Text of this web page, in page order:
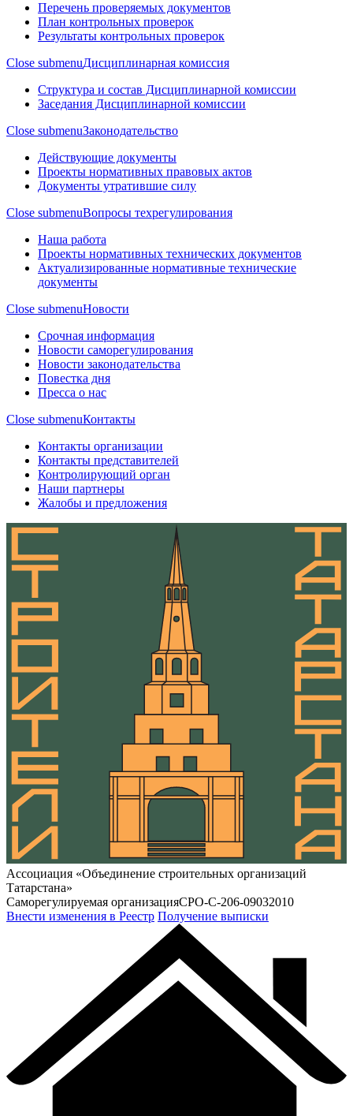
Перечень проверяемых документов
План контрольных проверок
Результаты контрольных проверок
Close submenuДисциплинарная комиссия
Структура и состав Дисциплинарной комиссии
Заседания Дисциплинарной комиссии
Close submenuЗаконодательство
Действующие документы
Проекты нормативных правовых актов
Документы утратившие силу
Close submenuВопросы техрегулирования
Наша работа
Проекты нормативных технических документов
Актуализированные нормативные технические
документы
Close submenuНовости
Срочная информация
Новости саморегулирования
Новости законодательства
Повестка дня
Пресса о нас
Close submenuКонтакты
Контакты организации
Контакты представителей
Контролирующий орган
Наши партнеры
Жалобы и предложения
Ассоциация «Объединение строительных организаций
Татарстана»
Саморегулируемая организацияСРО-С-206-09032010
Внести изменения в Реестр Получение выписки